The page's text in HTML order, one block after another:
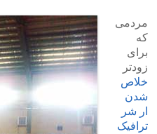
مردمی
که
برای
زودتر
خلاص
شدن
ار شر
ترافیک